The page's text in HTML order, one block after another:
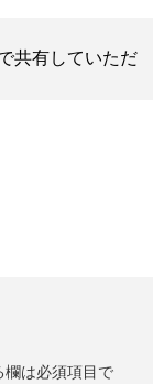
共有していただ
欄は必須項目で